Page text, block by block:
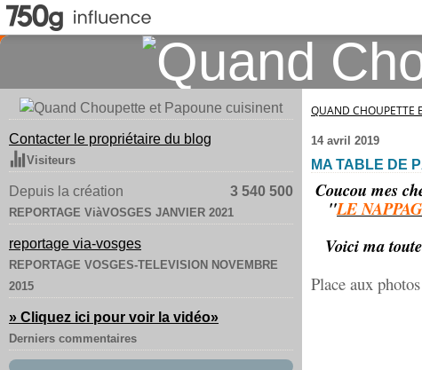
Contacter le propriétaire du blog
Visiteurs
Depuis la création 3 540 500
REPORTAGE ViàVOSGES JANVIER 2021
reportage via-vosges
REPORTAGE VOSGES-TELEVISION NOVEMBRE
2015
» Cliquez ici pour voir la vidéo»
Derniers commentaires
QUAND CHOUPETTE
14 avril 2019
MA TABLE DE
Coucou mes
"LE
Voici ma
Place aux